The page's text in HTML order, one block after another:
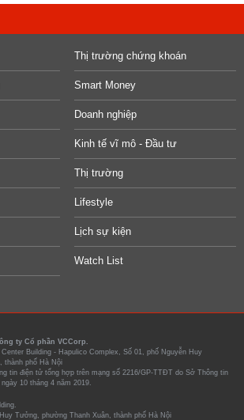
Thị trường chứng khoán
Smart Money
Doanh nghiệp
Kinh tế vĩ mô - Đầu tư
Thị trường
Lifestyle
Lịch sự kiện
Watch List
ty Cổ phần VCCorp.
Building - Hapulico Complex, Số 01, phố Nguyễn Huy
thành phố Hà Nội
tin điện tử tổng hợp trên mạng số 2216/GP-TTĐT do Sở Thông tin
10 tháng 4 năm 2019.
Tưởng, phường Thanh Xuân, thành phố Hà Nội